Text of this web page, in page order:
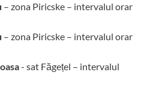
– zona Piricske – intervalul orar
– zona Piricske – intervalul orar
- sat Făgețel – intervalul